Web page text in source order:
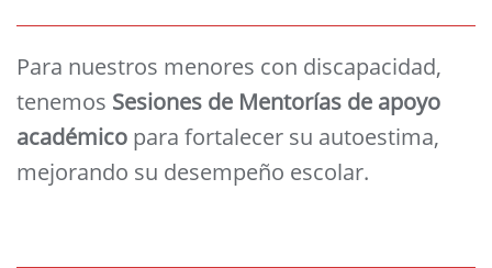
Para nuestros menores con discapacidad,
tenemos Sesiones de Mentorías de apoyo
académico para fortalecer su autoestima,
mejorando su desempeño escolar.